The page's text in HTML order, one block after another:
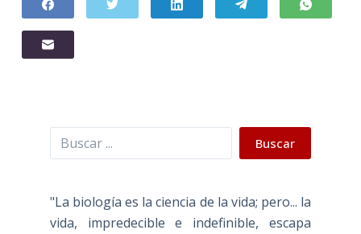
Buscar Buscar
"La biología es la ciencia de la vida; pero... la
vida, impredecible e indefinible, escapa